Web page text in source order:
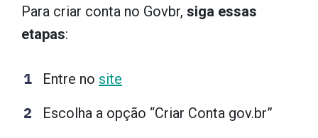
Para criar conta no Govbr, siga essas
etapas:
Entre no site
Escolha a opção “Criar Conta gov.br”